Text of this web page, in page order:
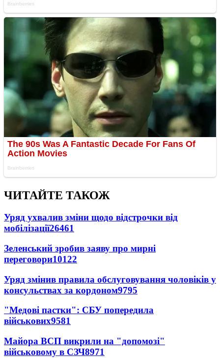
ЧИТАЙТЕ ТАКОЖ
Уряд ухвалив зміни щодо відстрочки від
мобілізації26461
Зеленський зробив заяву про мирні
переговори10122
Уряд змінив правила обслуговування чоловіків у
консульствах за кордоном9795
"Медові пастки": СБУ попередила
військових9581
Майора ВСП викрили на "допомозі"
військовому в СЗЧ8971